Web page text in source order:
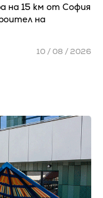
на 15 км от София
на
10 / 08 / 2026